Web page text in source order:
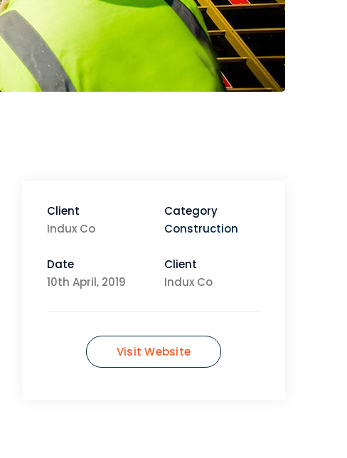
Client
Indux Co
Category
Construction
Date
10th April, 2019
Client
Indux Co
Visit Website